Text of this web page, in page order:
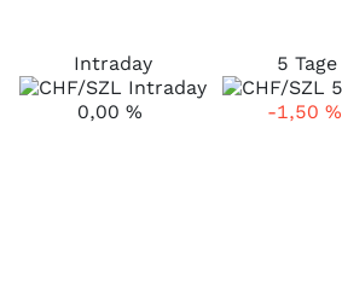
Intraday
0,00 %
5 Tage
-1,50 %